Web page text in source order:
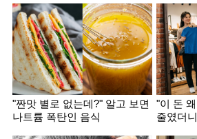
"짠맛 별로 없는데?" 알고 보면
나트륨 폭탄인 음식
"이 돈
줄였더